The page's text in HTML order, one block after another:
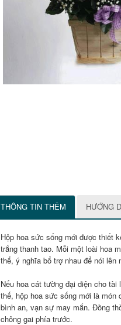
THÔNG TIN THÊM HƯỚNG
Hộp hoa sức sống mới được thiết
trắng thanh tao. Mỗi một loài hoa
thể, ý nghĩa bổ trợ nhau để nói lên
Nếu hoa cát tường đại diện cho
thế, hộp hoa sức sống mới là
bình an, vạn sự may mắn. Đồng
chông gai phía trước.